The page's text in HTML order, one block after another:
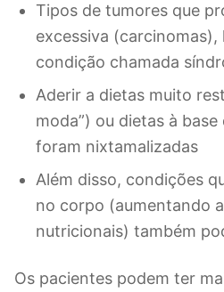
Tipos de tumores que
excessiva (carcinomas),
condição chamada
Aderir a dietas muito
moda”) ou dietas à
foram nixtamalizadas
Além disso, condições
no corpo (aumentando
nutricionais) também
Os pacientes podem ter